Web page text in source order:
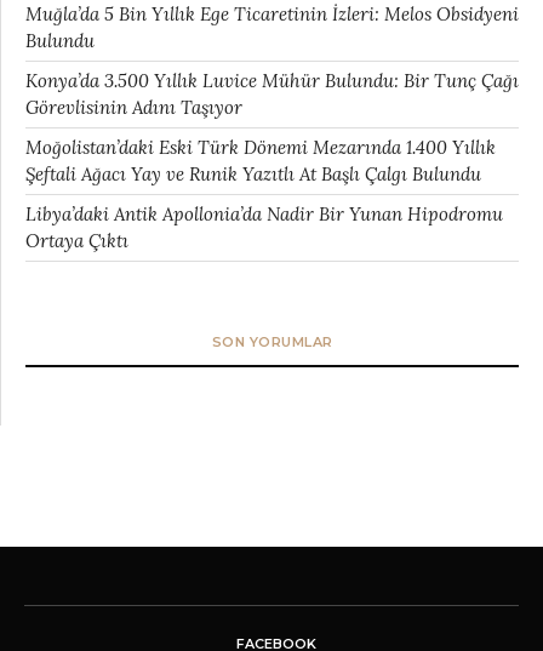
Muğla’da 5 Bin Yıllık Ege Ticaretinin İzleri: Melos Obsidyeni
Bulundu
Konya’da 3.500 Yıllık Luvice Mühür Bulundu: Bir Tunç Çağı
Görevlisinin Adını Taşıyor
Moğolistan’daki Eski Türk Dönemi Mezarında 1.400 Yıllık
Şeftali Ağacı Yay ve Runik Yazıtlı At Başlı Çalgı Bulundu
Libya’daki Antik Apollonia’da Nadir Bir Yunan Hipodromu
Ortaya Çıktı
SON YORUMLAR
FACEBOOK